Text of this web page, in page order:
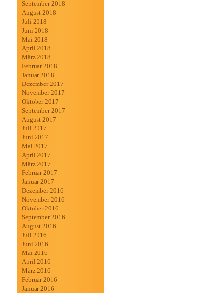
September 2018
August 2018
Juli 2018
Juni 2018
Mai 2018
April 2018
März 2018
Februar 2018
Januar 2018
Dezember 2017
November 2017
Oktober 2017
September 2017
August 2017
Juli 2017
Juni 2017
Mai 2017
April 2017
März 2017
Februar 2017
Januar 2017
Dezember 2016
November 2016
Oktober 2016
September 2016
August 2016
Juli 2016
Juni 2016
Mai 2016
April 2016
März 2016
Februar 2016
Januar 2016